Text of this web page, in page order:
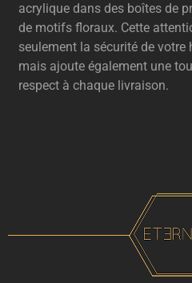
acrylique dans des boîtes de
de motifs floraux. Cette
seulement la sécurité de
mais ajoute également une
respect à chaque livraison.